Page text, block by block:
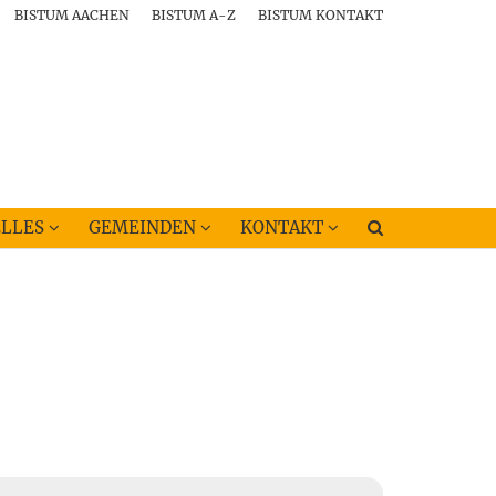
BISTUM AACHEN BISTUM A-Z BISTUM KONTAKT
GEMEINDEN KONTAKT